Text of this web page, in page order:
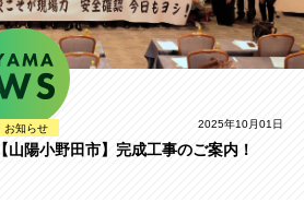
お知らせ 2025年10月01日
【山陽小野田市】完成工事のご案内！